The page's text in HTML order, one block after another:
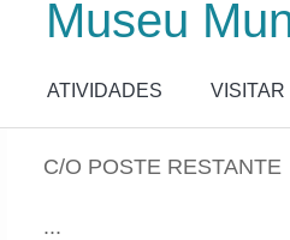
Museu
ATIVIDADES VISITAR
C/O POSTE RESTANTE
...